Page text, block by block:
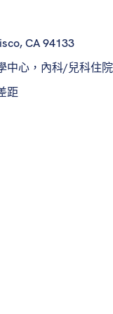
CA 94133
心，內科/兒科住
距